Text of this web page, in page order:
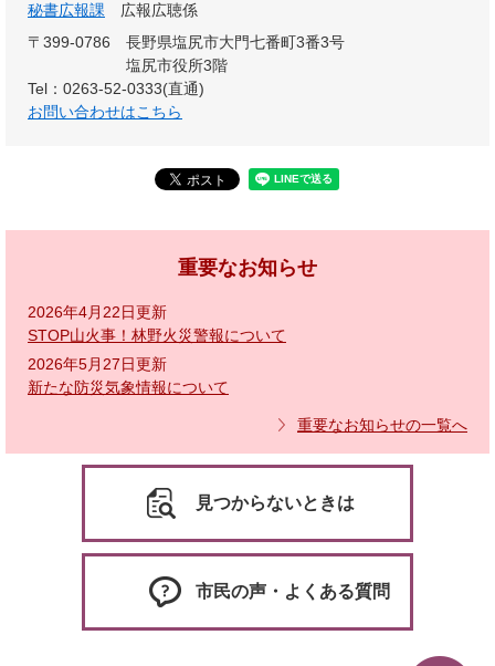
秘書広報課
広報広聴係
〒399-0786
長野県塩尻市大門七番町3番3号
塩尻市役所3階
Tel：0263-52-0333(直通)
お問い合わせはこちら
重要なお知らせ
2026年4月22日更新
STOP山火事！林野火災警報について
2026年5月27日更新
新たな防災気象情報について
重要なお知らせの一覧へ
見つからないときは
市民の声・よくある質問